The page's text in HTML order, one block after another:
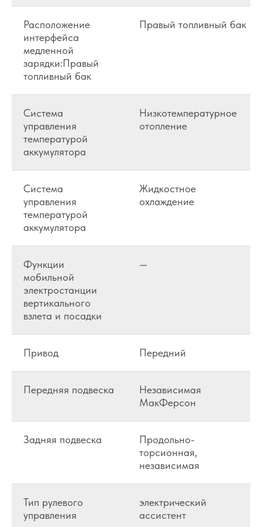
Расположение
интерфейса
медленной
зарядки:Правый
топливный бак
Правый топливный бак
Система
управления
температурой
аккумулятора
Низкотемпературное
отопление
Система
управления
температурой
аккумулятора
Жидкостное
охлаждение
Функции
мобильной
электростанции
вертикального
взлета и посадки
—
Привод Передний
Передняя подвеска
Независимая
МакФерсон
Задняя подвеска
Продольно-
торсионная,
независимая
Тип рулевого
управления
электрический
ассистент